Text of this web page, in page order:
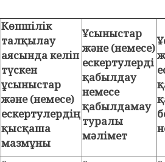
Көпшілік
талқылау
аясында келіп
түскен
ұсыныстар
және (немесе)
ескертулердің
қысқаша
мазмұны
Ұсыныстар
және (немесе)
ескертулерді
қабылдау
немесе
қабылдамау
туралы
мәлімет